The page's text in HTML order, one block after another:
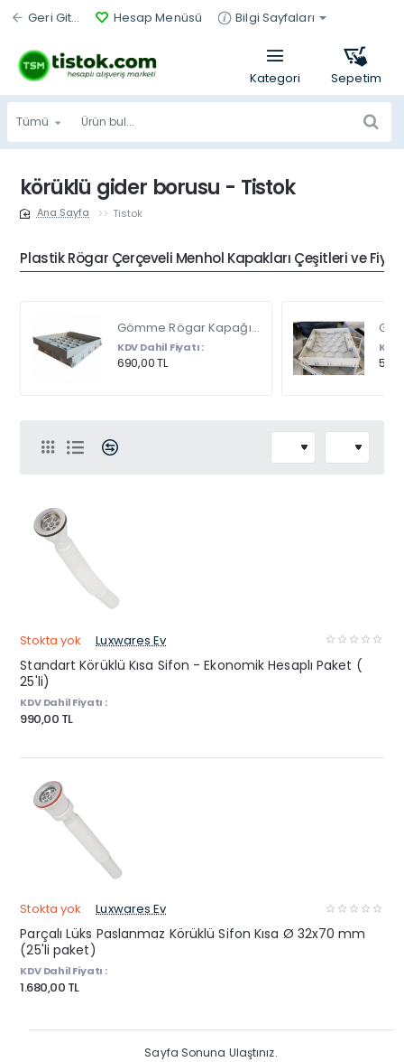
Geri Git... Hesap Menüsü Bilgi Sayfaları
Tümü
Ürün
bul...
körüklü gider borusu - Tistok
Tistok
Plastik Rögar Çerçeveli Menhol Kapakları Çeşitleri ve
Gömme Rögar Kapağı - Seramik - Fayans Ve Mermer Zeminlerde - Gizli Çerçeve Kapak Çift Kulplu 45 X 45
KDV Dahil Fiyatı :
690,00 TL
KDV
Stokta yok Luxwares Ev
Standart Körüklü Kısa Sifon - Ekonomik Hesaplı Paket (
25'li)
KDV Dahil Fiyatı :
990,00 TL
Stokta yok Luxwares Ev
Parçalı Lüks Paslanmaz Körüklü Sifon Kısa Ø 32x70 mm
(25'li paket)
KDV Dahil Fiyatı :
1.680,00 TL
Sayfa Sonuna Ulaştınız.